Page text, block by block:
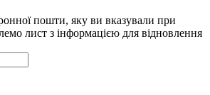
пошти, яку ви вказували при
лист з інформацією для відновлення